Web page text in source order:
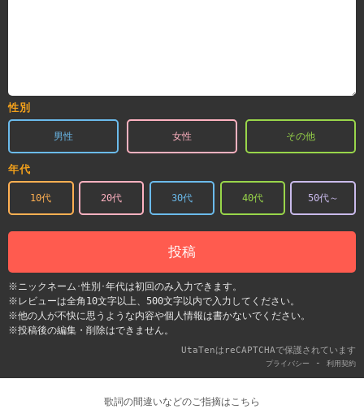
性別
男性 女性 その他
年代
10代 20代 30代 40代 50代～
投稿
※ニックネーム･性別･年代は初回のみ入力できます。
※レビューは全角10文字以上、500文字以内で入力してください。
※他の人が不快に思うような内容や個人情報は書かないでください。
※投稿後の編集・削除はできません。
UtaTenはreCAPTCHAで保護されています
プライバシー - 利用契約
歌詞の間違いなどのご指摘はこちら